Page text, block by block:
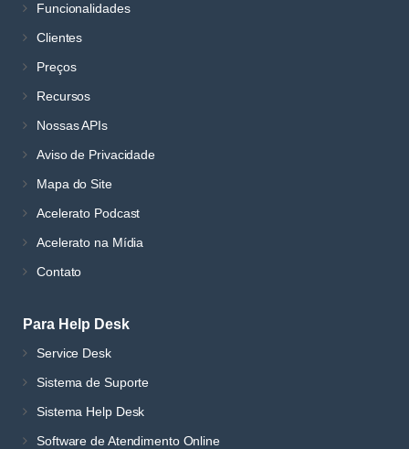
Funcionalidades
Clientes
Preços
Recursos
Nossas APIs
Aviso de Privacidade
Mapa do Site
Acelerato Podcast
Acelerato na Mídia
Contato
Para Help Desk
Service Desk
Sistema de Suporte
Sistema Help Desk
Software de Atendimento Online